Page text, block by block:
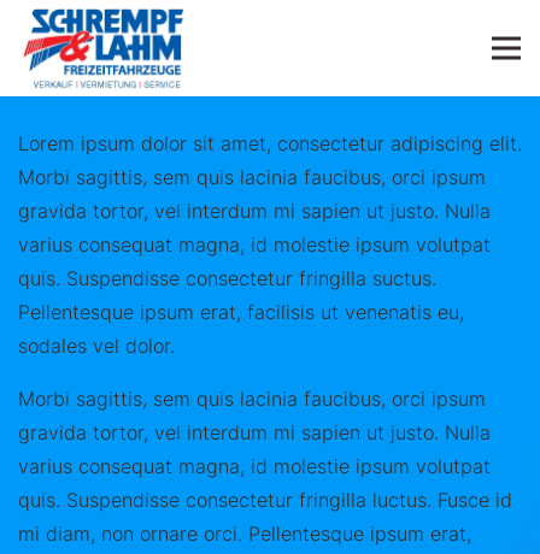
Lorem ipsum dolor sit amet, consectetur adipiscing elit.
Morbi sagittis, sem quis lacinia faucibus, orci ipsum
gravida tortor, vel interdum mi sapien ut justo. Nulla
varius consequat magna, id molestie ipsum volutpat
quis. Suspendisse consectetur fringilla suctus.
Pellentesque ipsum erat, facilisis ut venenatis eu,
sodales vel dolor.
Morbi sagittis, sem quis lacinia faucibus, orci ipsum
gravida tortor, vel interdum mi sapien ut justo. Nulla
varius consequat magna, id molestie ipsum volutpat
quis. Suspendisse consectetur fringilla luctus. Fusce id
mi diam, non ornare orci. Pellentesque ipsum erat,